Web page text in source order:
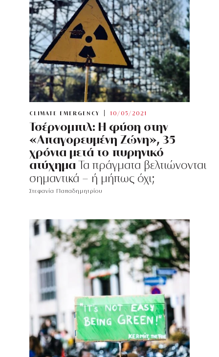
CLIMATE EMERGENCY 10/05/2021
Τσέρνομπιλ: Η φύση στην
«Απαγορευμένη Ζώνη», 35
χρόνια μετά το πυρηνικό
ατύχημα Τα πράγματα βελτιώνονται
σημαντικά - ή μήπως όχι;
Στεφανία Παπαδημητρίου